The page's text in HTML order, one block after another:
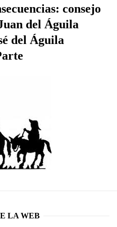
consejo
del Águila
del Águila
LA WEB